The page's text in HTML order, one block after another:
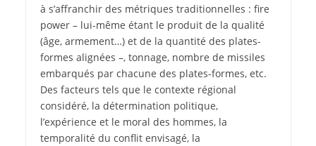
à s’affranchir des métriques traditionnelles : fire
power – lui-même étant le produit de la qualité
(âge, armement…) et de la quantité des plates-
formes alignées –, tonnage, nombre de missiles
embarqués par chacune des plates-formes, etc.
Des facteurs tels que le contexte régional
considéré, la détermination politique,
l’expérience et le moral des hommes, la
temporalité du conflit envisagé, la